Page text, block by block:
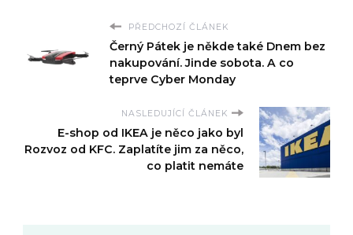
PŘEDCHOZÍ ČLÁNEK
Černý Pátek je někde také Dnem bez
nakupování. Jinde sobota. A co
teprve Cyber Monday
NASLEDUJÍCÍ ČLÁNEK
E-shop od IKEA je něco jako byl
Rozvoz od KFC. Zaplatíte jim za něco,
co platit nemáte